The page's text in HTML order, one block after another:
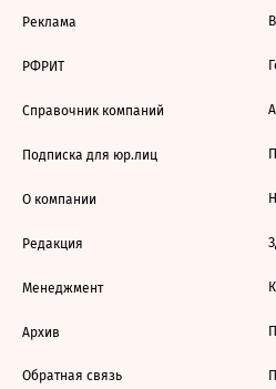
Реклама
РФРИТ
Справочник компаний
Подписка для юр.лиц
О компании
Редакция
Менеджмент
Архив
Обратная связь